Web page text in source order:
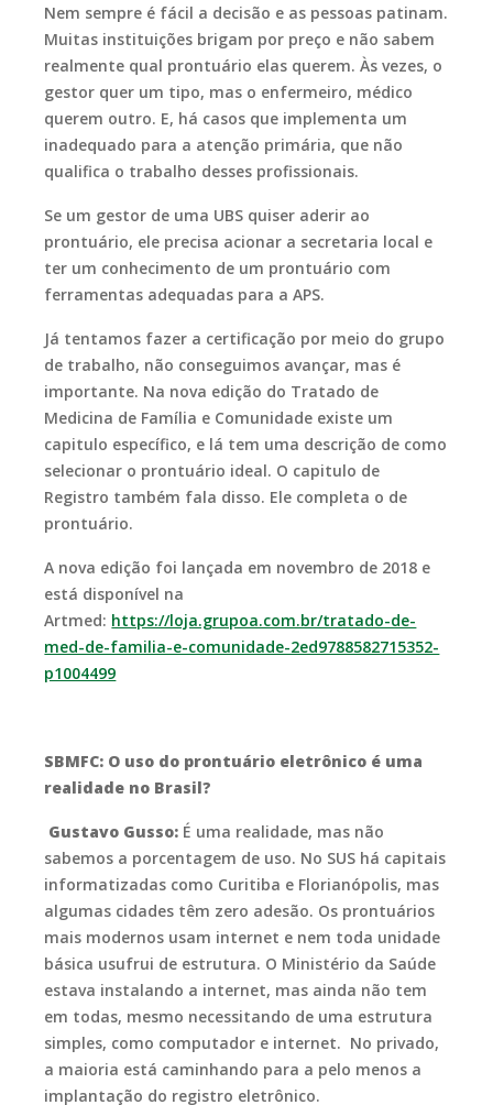
Nem sempre é fácil a decisão e as pessoas patinam.
Muitas instituições brigam por preço e não sabem
realmente qual prontuário elas querem. Às vezes, o
gestor quer um tipo, mas o enfermeiro, médico
querem outro. E, há casos que implementa um
inadequado para a atenção primária, que não
qualifica o trabalho desses profissionais.
Se um gestor de uma UBS quiser aderir ao
prontuário, ele precisa acionar a secretaria local e
ter um conhecimento de um prontuário com
ferramentas adequadas para a APS.
Já tentamos fazer a certificação por meio do grupo
de trabalho, não conseguimos avançar, mas é
importante. Na nova edição do Tratado de
Medicina de Família e Comunidade existe um
capitulo específico, e lá tem uma descrição de como
selecionar o prontuário ideal. O capitulo de
Registro também fala disso. Ele completa o de
prontuário.
A nova edição foi lançada em novembro de 2018 e
está disponível na
Artmed: https://loja.grupoa.com.br/tratado-de-
med-de-familia-e-comunidade-2ed9788582715352-
p1004499
SBMFC: O uso do prontuário eletrônico é uma
realidade no Brasil?
Gustavo Gusso: É uma realidade, mas não
sabemos a porcentagem de uso. No SUS há capitais
informatizadas como Curitiba e Florianópolis, mas
algumas cidades têm zero adesão. Os prontuários
mais modernos usam internet e nem toda unidade
básica usufrui de estrutura. O Ministério da Saúde
estava instalando a internet, mas ainda não tem
em todas, mesmo necessitando de uma estrutura
simples, como computador e internet. No privado,
a maioria está caminhando para a pelo menos a
implantação do registro eletrônico.